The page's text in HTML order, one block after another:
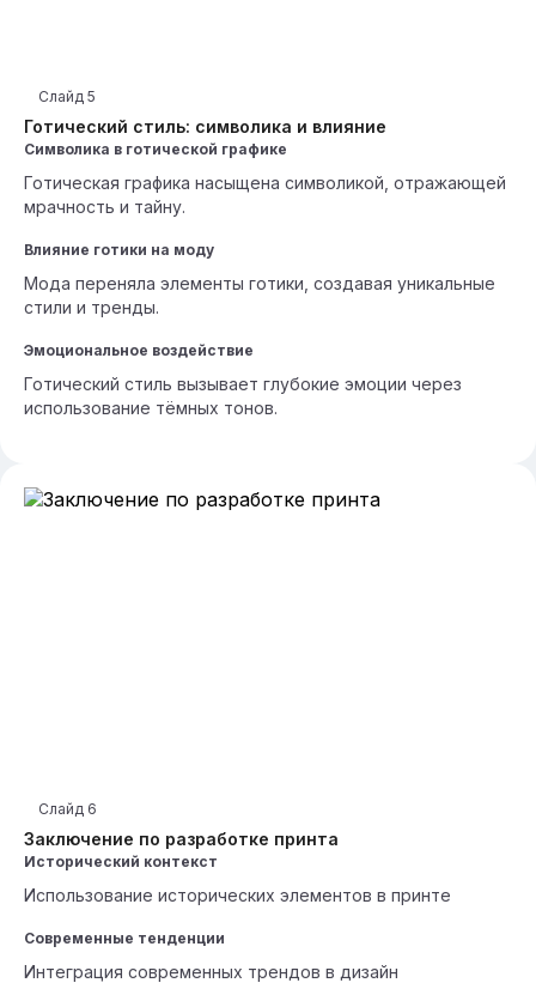
Готический стиль: символика и влияние
Слайд 5
Символика в готической графике
Готическая графика насыщена символикой, отражающей
мрачность и тайну.
Влияние готики на моду
Мода переняла элементы готики, создавая уникальные
стили и тренды.
Эмоциональное воздействие
Готический стиль вызывает глубокие эмоции через
использование тёмных тонов.
Заключение по разработке принта
Слайд 6
Исторический контекст
Использование исторических элементов в принте
Современные тенденции
Интеграция современных трендов в дизайн